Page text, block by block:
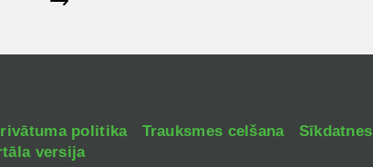
politika Trauksmes celšana
Sīkdatnes
versija